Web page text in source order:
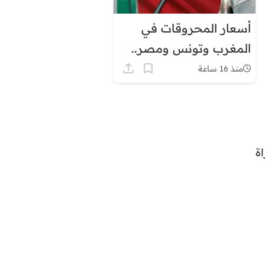
أسعار المحروقات في
المغرب وتونس ومصر..
لماذا يبدو الفارق كبيرًا؟
منذ 16 ساعة